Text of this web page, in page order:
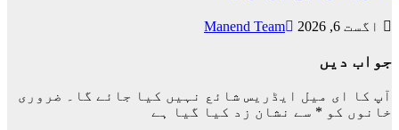
اگست 6, 2026 Manend Team
جواب دیں
آپ کا ای میل ایڈریس شائع نہیں کیا جائے گا۔
ضروری
خانوں کو * سے نشان زد کیا گیا ہے